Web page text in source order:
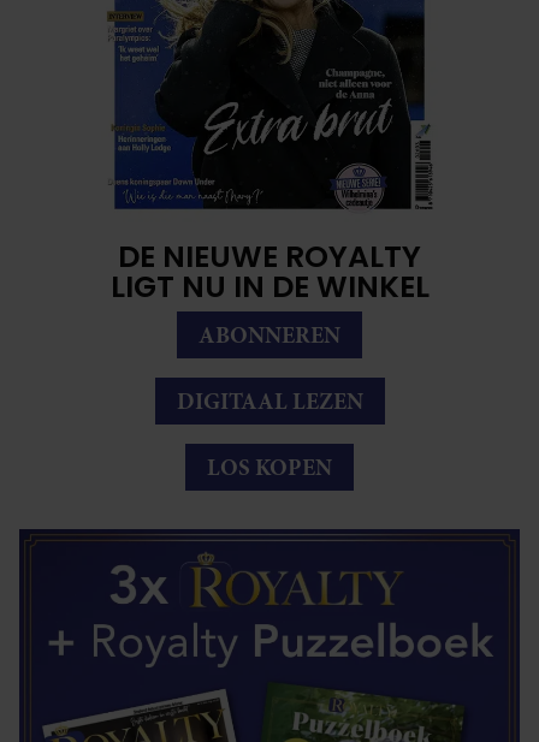
DE NIEUWE ROYALTY
LIGT NU IN DE WINKEL
ABONNEREN
DIGITAAL LEZEN
LOS KOPEN